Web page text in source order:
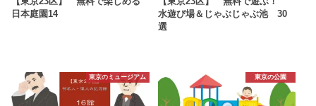
日本庭園14
水遊び場＆じゃぶじゃぶ池 30
選
東京のミュージアム 東京の公園